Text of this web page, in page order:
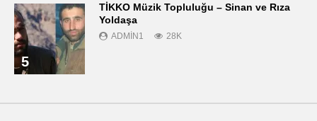
5
TİKKO Müzik Topluluğu – Sinan ve Rıza
Yoldaşa
ADMIN1 28K